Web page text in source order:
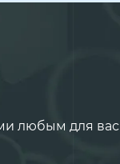
любым для вас